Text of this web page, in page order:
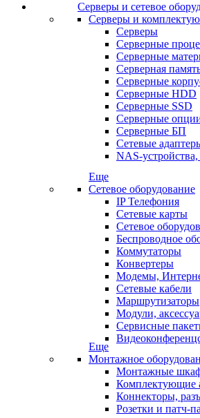
Серверы и сетевое
Серверы и
Серверы
Серверные
Серверные
Серверная
Серверные
Серверные HDD
Серверные SSD
Серверные
Серверные БП
Сетевые
NAS-
Еще
Сетевое оборудование
IP Телефония
Сетевые карты
Сетевое
Беспроводное
Коммутаторы
Конвертеры
Модемы,
Сетевые кабели
Маршрутизаторы
Модули,
Сервисные
Еще
Монтажное
Монтажные
Комплектующие
Коннекторы,
Розетки и патч-